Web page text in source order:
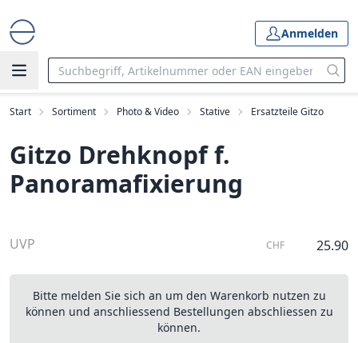
Anmelden
Start Sortiment Photo & Video Stative Ersatzteile Gitzo
Gitzo Drehknopf f.
Panoramafixierung
UVP CHF 25.90
Bitte melden Sie sich an um den Warenkorb nutzen zu
können und anschliessend Bestellungen abschliessen zu
können.